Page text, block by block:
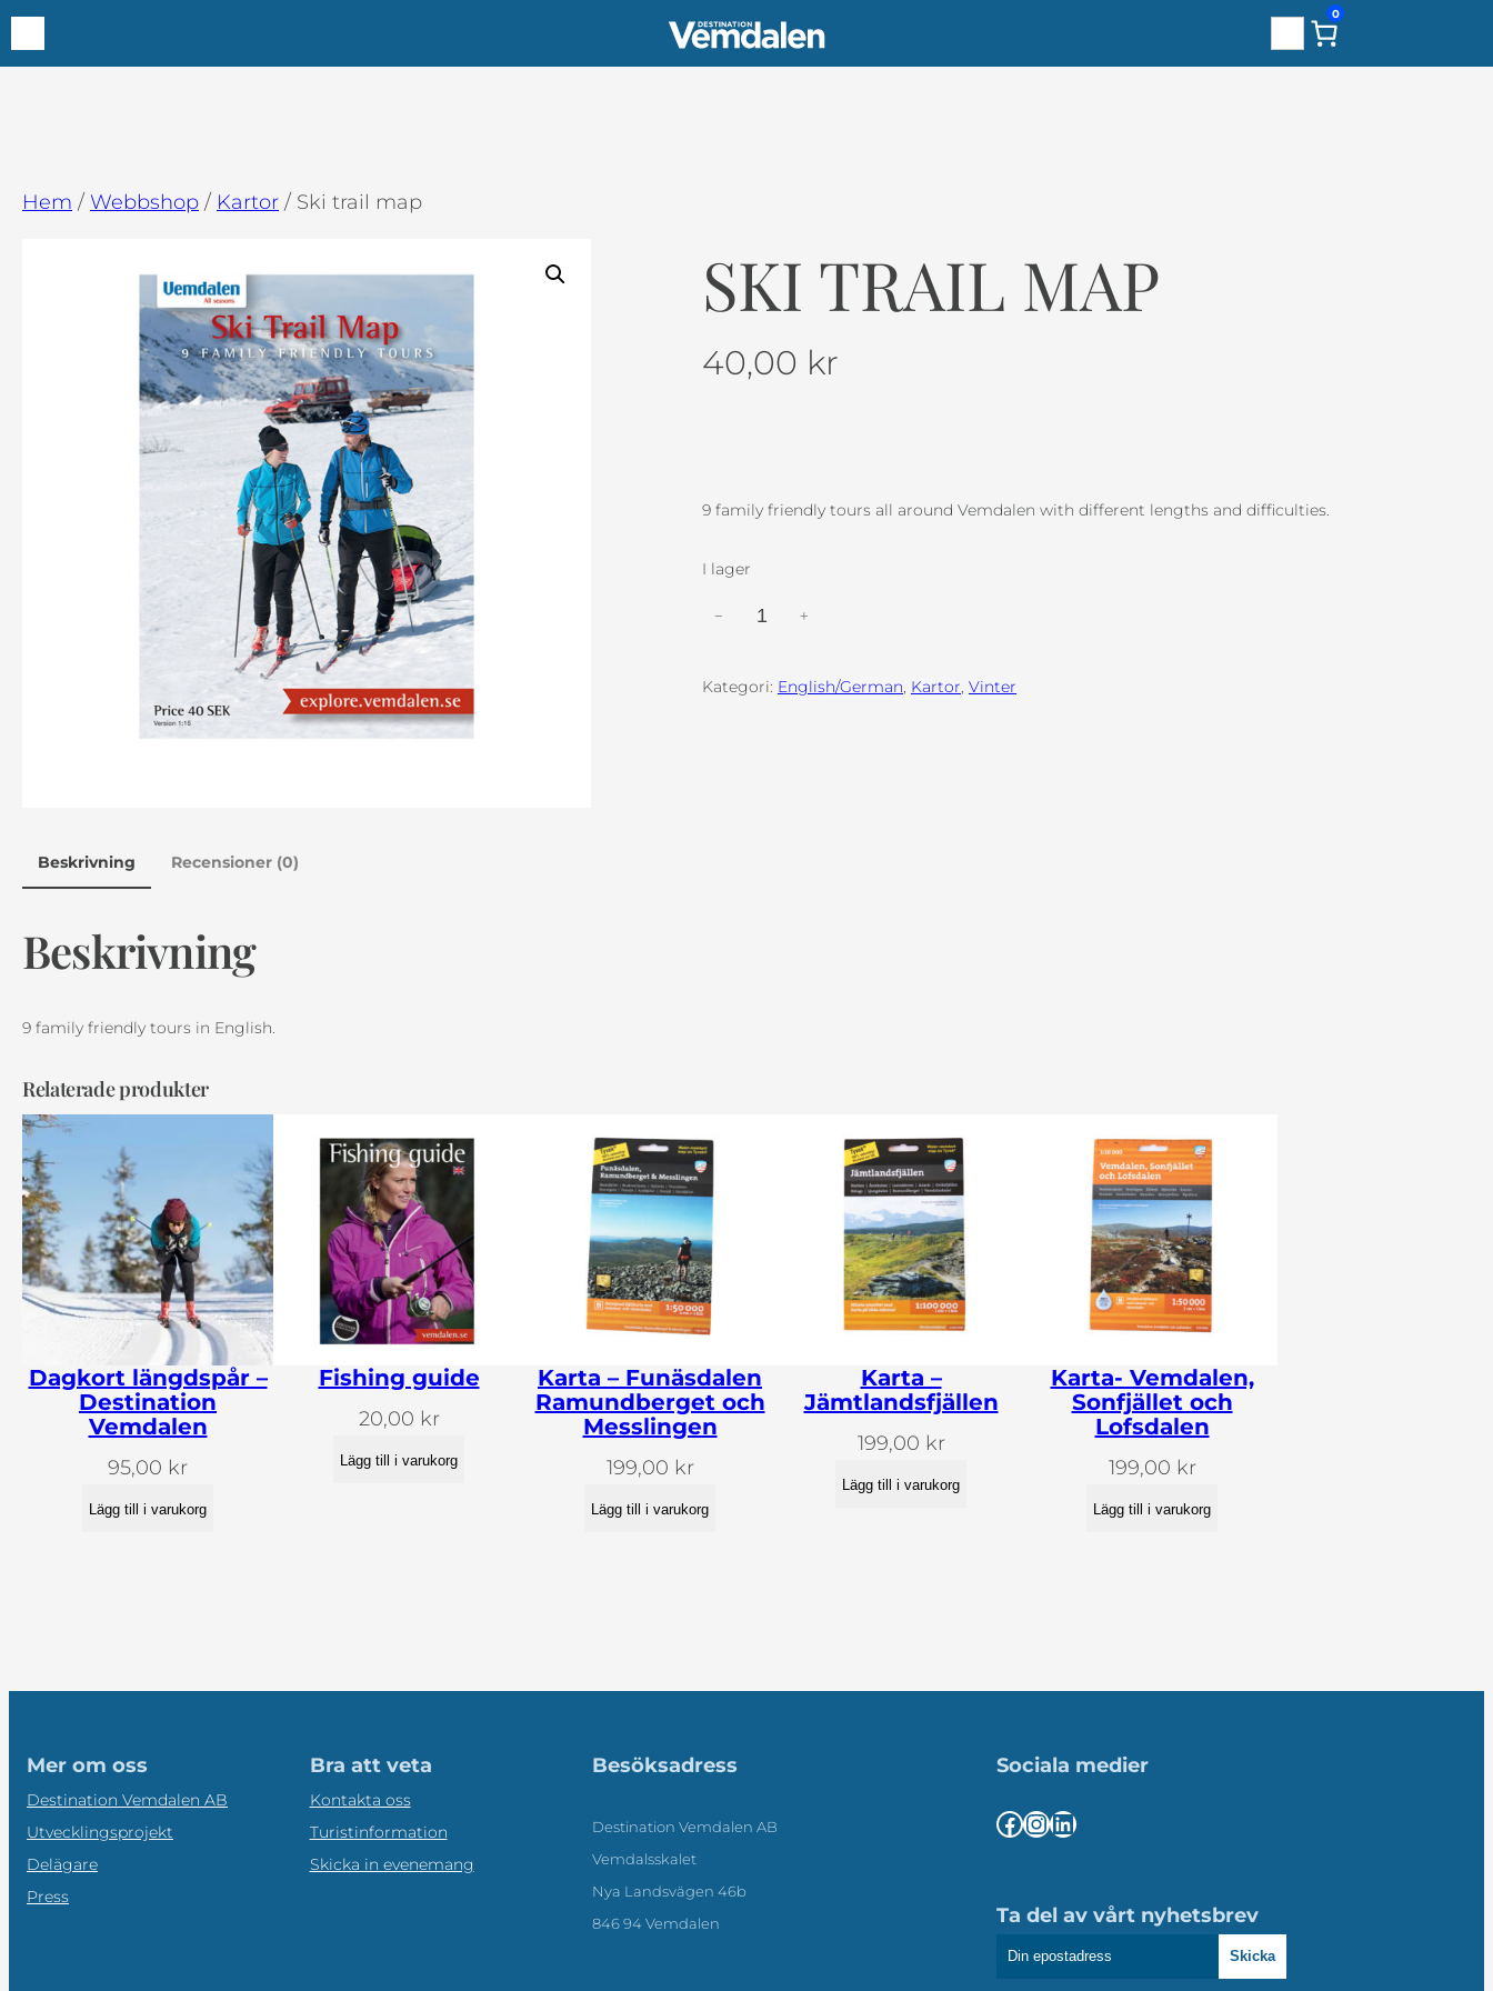
0
Hem / Webbshop / Kartor / Ski trail map
SKI TRAIL MAP
40,00 kr
9 family friendly tours all around Vemdalen with different lengths and difficulties.
I lager
i
− +
Kategori: English/German, Kartor, Vinter
Beskrivning Recensioner (0)
Beskrivning
9 family friendly tours in English.
Relaterade produkter
Dagkort längdspår –
Destination
Vemdalen
95,00 kr
Lägg till i varukorg
Fishing guide
20,00 kr
Lägg till i varukorg
Karta – Funäsdalen
Ramundberget och
Messlingen
199,00 kr
Lägg till i varukorg
Karta –
Jämtlandsfjällen
199,00 kr
Lägg till i varukorg
Karta- Vemdalen,
Sonfjället och
Lofsdalen
199,00 kr
Lägg till i varukorg
Mer om oss
Destination Vemdalen AB
Utvecklingsprojekt
Delägare
Press
Bra att veta
Kontakta oss
Turistinformation
Skicka in evenemang
Besöksadress
Destination Vemdalen AB
Vemdalsskalet
Nya Landsvägen 46b
846 94 Vemdalen
Sociala medier
Facebook InstagramLinkedIn
Ta del av vårt nyhetsbrev
Skicka